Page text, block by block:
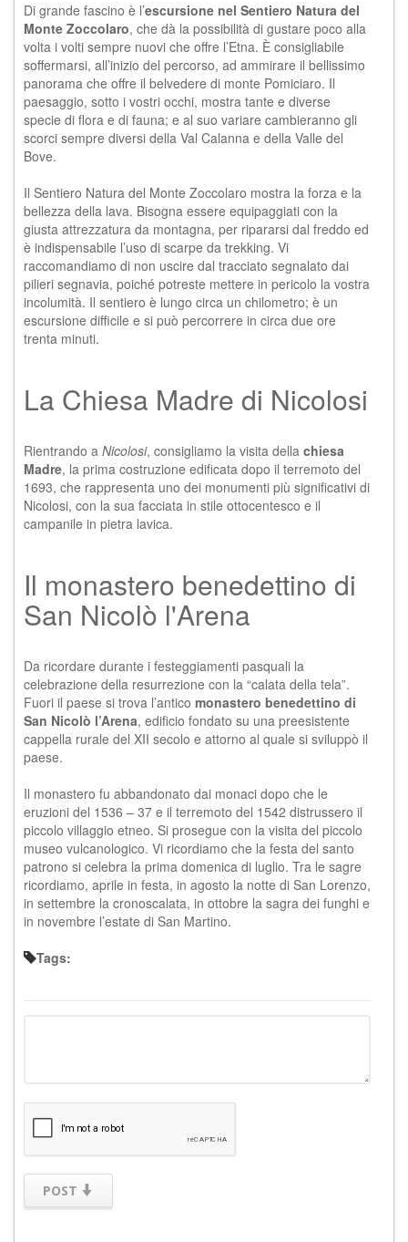
Di grande fascino è l’escursione nel Sentiero Natura del
Monte Zoccolaro, che dà la possibilità di gustare poco alla
volta i volti sempre nuovi che offre l’Etna. È consigliabile
soffermarsi, all’inizio del percorso, ad ammirare il bellissimo
panorama che offre il belvedere di monte Pomiciaro. Il
paesaggio, sotto i vostri occhi, mostra tante e diverse
specie di flora e di fauna; e al suo variare cambieranno gli
scorci sempre diversi della Val Calanna e della Valle del
Bove.
Il Sentiero Natura del Monte Zoccolaro mostra la forza e la
bellezza della lava. Bisogna essere equipaggiati con la
giusta attrezzatura da montagna, per ripararsi dal freddo ed
è indispensabile l’uso di scarpe da trekking. Vi
raccomandiamo di non uscire dal tracciato segnalato dai
pilieri segnavia, poiché potreste mettere in pericolo la vostra
incolumità. Il sentiero è lungo circa un chilometro; è un
escursione difficile e si può percorrere in circa due ore
trenta minuti.
La Chiesa Madre di Nicolosi
Rientrando a Nicolosi, consigliamo la visita della chiesa
Madre, la prima costruzione edificata dopo il terremoto del
1693, che rappresenta uno dei monumenti più significativi di
Nicolosi, con la sua facciata in stile ottocentesco e il
campanile in pietra lavica.
Il monastero benedettino di
San Nicolò l'Arena
Da ricordare durante i festeggiamenti pasquali la
celebrazione della resurrezione con la “calata della tela”.
Fuori il paese si trova l’antico monastero benedettino di
San Nicolò l’Arena, edificio fondato su una preesistente
cappella rurale del XII secolo e attorno al quale si sviluppò il
paese.
Il monastero fu abbandonato dai monaci dopo che le
eruzioni del 1536 – 37 e il terremoto del 1542 distrussero il
piccolo villaggio etneo. Si prosegue con la visita del piccolo
museo vulcanologico. Vi ricordiamo che la festa del santo
patrono si celebra la prima domenica di luglio. Tra le sagre
ricordiamo, aprile in festa, in agosto la notte di San Lorenzo,
in settembre la cronoscalata, in ottobre la sagra dei funghi e
in novembre l’estate di San Martino.
Tags:
POST